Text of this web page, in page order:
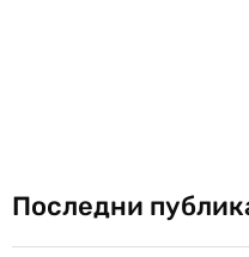
Последни